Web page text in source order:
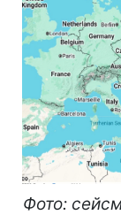
Фото: